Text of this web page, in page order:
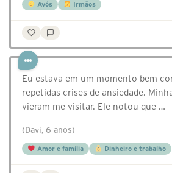
Avós Irmãos
Eu estava em um momento bem
repetidas crises de ansiedade.
vieram me visitar. Ele notou que …
(Davi, 6 anos)
Amor e família Dinheiro e trabalho